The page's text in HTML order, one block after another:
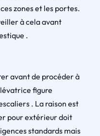
zones et les portes.
à cela avant
.
avant de procéder à
figure
. La raison est
pour extérieur doit
standards mais